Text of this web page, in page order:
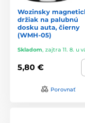
Wozinsky
držiak na palubnú
dosku auta, čierny
(WMH-05)
Skladom, zajtra 11. 8. u
5,80 €
Porovnať